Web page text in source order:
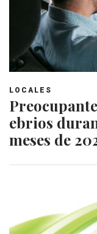
LOCALES
ebrios
meses de